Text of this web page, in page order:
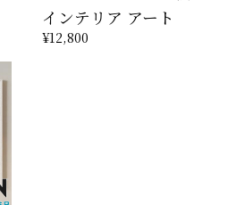
インテリア アート
¥12,800